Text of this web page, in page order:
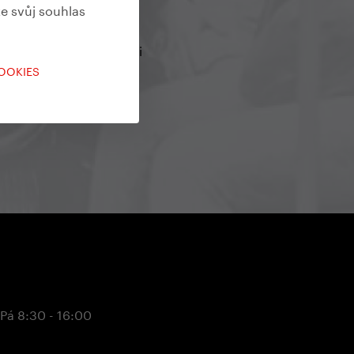
svůj souhlas
na našem blogu či
8:30 - 16:00